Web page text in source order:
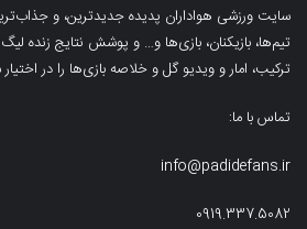
سایت ورزشی هواداران پدیده جدیدترین، و
تیم‌ها، بازیکنان، بازی‌ها و… و پوشش نتایج زنده
ترکیب، امار و ویدیو‌‌ گل‌ و خلاصه بازی‌ها را در
تماس با ما:
info@padidefans.ir
0919.337.5082